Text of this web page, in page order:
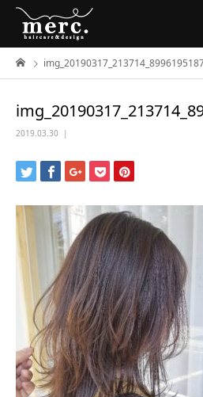
2019.03.30